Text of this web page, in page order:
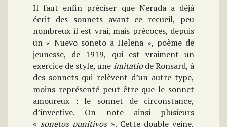
Il faut enfin préciser que Neruda a déjà
écrit des sonnets avant ce recueil, peu
nombreux il est vrai, mais précoces, depuis
un « Nuevo soneto a Helena », poème de
jeunesse, de 1919, qui est vraiment un
exercice de style, une imitatiode Ronsard, à
des sonnets qui relèvent d’un autre type,
moins représenté peut-être que le sonnet
amoureux : le sonnet de circonstance,
d’invective. On note ainsi plusieurs
« sonetos punitivos». Cette double veine,